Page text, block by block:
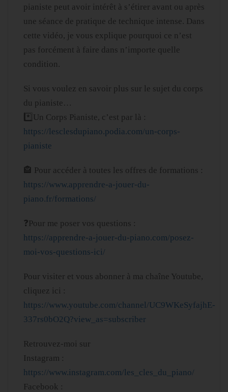
pianiste peut avoir intérêt à s’étirer avant ou après
une séance de pratique de technique intense. Dans
cette vidéo, je vous explique pourquoi ce n’est
pas forcément à faire dans n’importe quelle
condition.
Si vous voulez en savoir plus sur le sujet du corps
du pianiste…
*️⃣Un Corps Pianiste, c’est par là :
https://lesclesdupiano.podia.com/un-corps-
pianiste
🏤 Pour accéder à toutes les offres de formations :
https://www.apprendre-a-jouer-du-
piano.fr/formations/
❓Pour me poser vos questions :
https://apprendre-a-jouer-du-piano.com/posez-
moi-vos-questions-ici/
Pour visiter et vous abonner à ma chaîne Youtube,
cliquez ici :
https://www.youtube.com/channel/UC9WKeSyfajhE-
337rs0bO2Q?view_as=subscriber
Retrouvez-moi sur
Instagram :
https://www.instagram.com/les_cles_du_piano/
Facebook :